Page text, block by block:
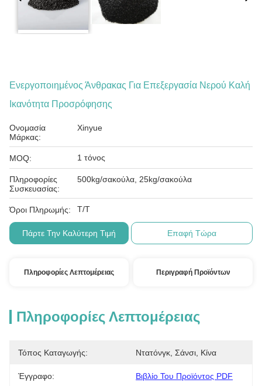
Ενεργοποιημένος Άνθρακας Για Επεξεργασία Νερού Καλή
Ικανότητα Προσρόφησης
Ονομασία
Μάρκας:
Xinyue
MOQ: 1 τόνος
Πληροφορίες
Συσκευασίας:
500kg/σακούλα, 25kg/σακούλα
Όροι Πληρωμής: Τ/Τ
Πάρτε Την Καλύτερη Τιμή Επαφή Τώρα
Πληροφορίες Λεπτομέρειας Περιγραφή Προϊόντων
Πληροφορίες Λεπτομέρειας
Τόπος Καταγωγής: Ντατόνγκ, Σάνσι, Κίνα
Έγγραφο: Βιβλίο Του Προϊόντος PDF